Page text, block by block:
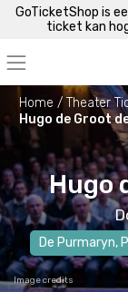
GoTicketShop is
ticket kan
Home Theater
Hugo de Groot
Hugo
De Purmaryn,
Image credits